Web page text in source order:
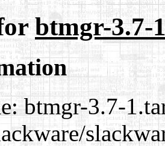
btmgr-3.7-
btmgr-3.7-